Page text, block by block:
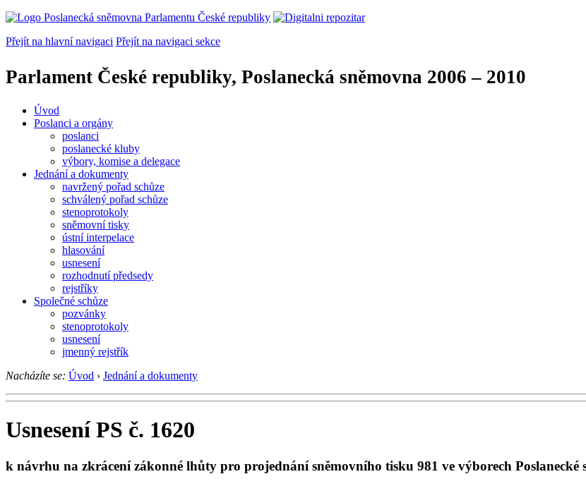
Přejít na hlavní navigaci Přejít na navigaci sekce
Parlament České republiky, Poslanecká sněmovna 2006 – 2010
Úvod
Poslanci a orgány
poslanci
poslanecké kluby
výbory, komise a delegace
Jednání a dokumenty
navržený pořad schůze
schválený pořad schůze
stenoprotokoly
sněmovní tisky
ústní interpelace
hlasování
usnesení
rozhodnutí předsedy
rejstříky
Společné schůze
pozvánky
stenoprotokoly
usnesení
jmenný rejstřík
Nacházíte se: Úvod › Jednání a dokumenty
Usnesení PS č. 1620
k návrhu na zkrácení zákonné lhůty pro projednání sněmovního tisku 981 ve výborech Poslanecké